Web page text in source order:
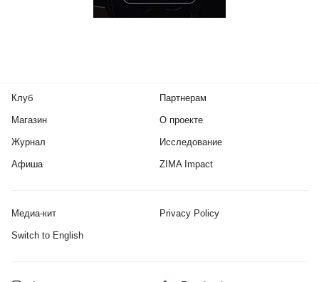
Клуб
Магазин
Журнал
Афиша
Партнерам
О проекте
Исследование
ZIMA Impact
Медиа-кит Privacy Policy
Switch to English